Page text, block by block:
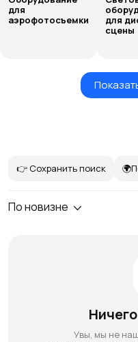
для
аэрофотосъемки
для
сцены
👉 Сохранить поиск
По новизне
Увы, мы не